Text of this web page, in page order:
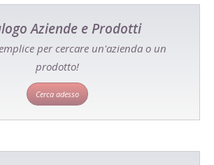
Aziende e Prodotti
per cercare un'azienda o un
prodotto!
Cerca adesso